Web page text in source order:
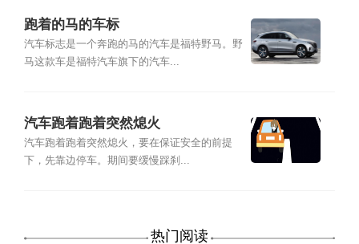
跑着的马的车标
汽车标志是一个奔跑的马的汽车是福特野马。野
马这款车是福特汽车旗下的汽车...
汽车跑着跑着突然熄火
汽车跑着跑着突然熄火，要在保证安全的前提
下，先靠边停车。期间要缓慢踩刹...
热门阅读